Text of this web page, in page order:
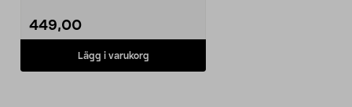
449,00
Lägg i varukorg